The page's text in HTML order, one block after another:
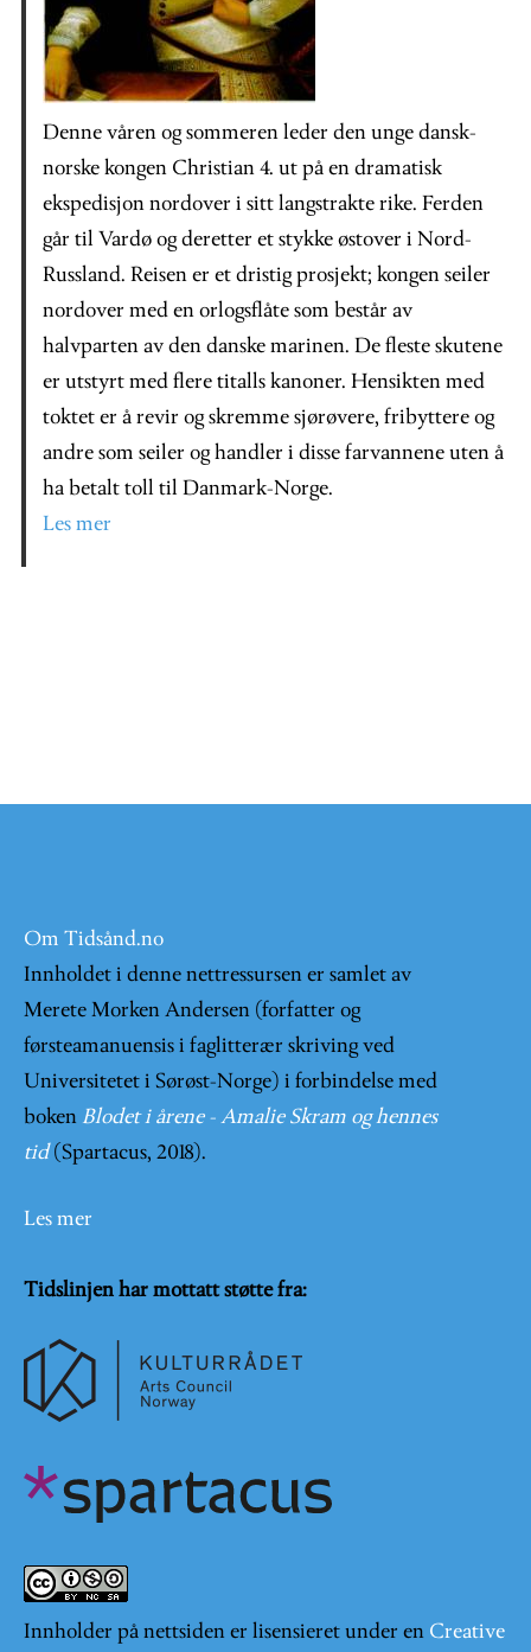
Denne våren og sommeren leder den unge dansk-
norske kongen Christian 4. ut på en dramatisk
ekspedisjon nordover i sitt langstrakte rike. Ferden
går til Vardø og deretter et stykke østover i Nord-
Russland. Reisen er et dristig prosjekt; kongen seiler
nordover med en orlogsflåte som består av
halvparten av den danske marinen. De fleste skutene
er utstyrt med flere titalls kanoner. Hensikten med
toktet er å revir og skremme sjørøvere, fribyttere og
andre som seiler og handler i disse farvannene uten å
ha betalt toll til Danmark-Norge.
Les mer
Om Tidsånd.no
Innholdet i denne nettressursen er samlet av
Merete Morken Andersen (forfatter og
førsteamanuensis i faglitterær skriving ved
Universitetet i Sørøst-Norge) i forbindelse med
boken Blodet i årene - Amalie Skram og hennes
tid (Spartacus, 2018).
Les mer
Tidslinjen har mottatt støtte fra:
Innholder på nettsiden er lisensieret under en Creative